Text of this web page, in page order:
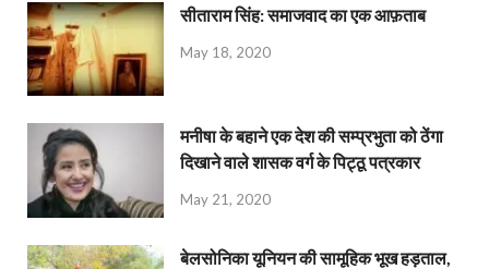
सीताराम सिंह: समाजवाद का एक आफ़ताब
May 18, 2020
मनीषा के बहाने एक देश की सम्प्रभुता को ठेंगा
दिखाने वाले शासक वर्ग के पिट्ठू पत्रकार
May 21, 2020
बेलसोनिका यूनियन की सामूहिक भूख हड़ताल,